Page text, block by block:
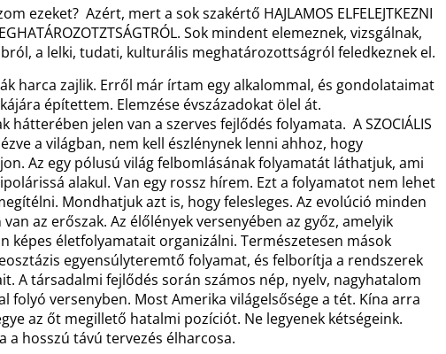
ezeket? Azért, mert a sok szakértő HAJLAMOS ELFELEJTKEZNI
Sok mindent elemeznek, vizsgálnak,
a lelki, tudati, kulturális meghatározottságról feledkeznek el.
harca zajlik. Erről már írtam egy alkalommal, és gondolataimat
építettem. Elemzése évszázadokat ölel át.
hátterében jelen van a szerves fejlődés folyamata. A SZOCIÁLIS
a világban, nem kell észlénynek lenni ahhoz, hogy
Az egy pólusú világ felbomlásának folyamatát láthatjuk, ami
alakul. Van egy rossz hírem. Ezt a folyamatot nem lehet
Mondhatjuk azt is, hogy felesleges. Az evolúció minden
az erőszak. Az élőlények versenyében az győz, amelyik
képes életfolyamatait organizálni. Természetesen mások
egyensúlyteremtő folyamat, és felborítja a rendszerek
A társadalmi fejlődés során számos nép, nyelv, nagyhatalom
folyó versenyben. Most Amerika világelsősége a tét. Kína arra
az őt megillető hatalmi pozíciót. Ne legyenek kétségeink.
a hosszú távú tervezés élharcosa.